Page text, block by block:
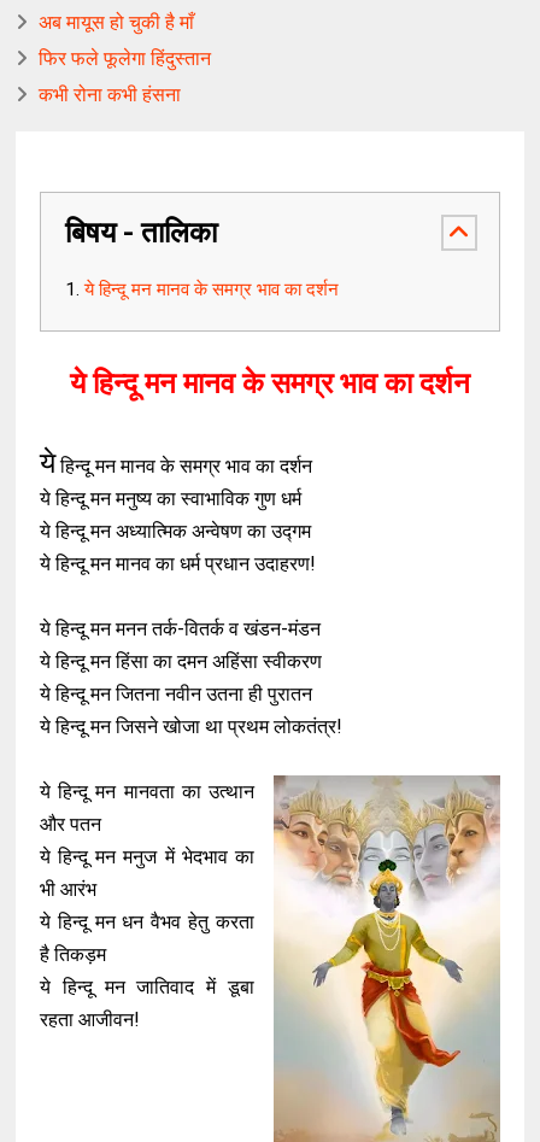
अब मायूस हो चुकी है माँ
फिर फले फूलेगा हिंदुस्तान
कभी रोना कभी हंसना
बिषय - तालिका
ये हिन्दू मन मानव के समग्र भाव का दर्शन
ये हिन्दू मन मानव के समग्र भाव का दर्शन
येहिन्दू मन मानव के समग्र भाव का दर्शन
ये हिन्दू मन मनुष्य का स्वाभाविक गुण धर्म
ये हिन्दू मन अध्यात्मिक अन्वेषण का उद्गम
ये हिन्दू मन मानव का धर्म प्रधान उदाहरण!
ये हिन्दू मन मनन तर्क-वितर्क व खंडन-मंडन
ये हिन्दू मन हिंसा का दमन अहिंसा स्वीकरण
ये हिन्दू मन जितना नवीन उतना ही पुरातन
ये हिन्दू मन जिसने खोजा था प्रथम लोकतंत्र!
ये हिन्दू मन मानवता का उत्थान
और पतन
ये हिन्दू मन मनुज में भेदभाव का
भी आरंभ
ये हिन्दू मन धन वैभव हेतु करता
है तिकड़म
ये हिन्दू मन जातिवाद में डूबा
रहता आजीवन!